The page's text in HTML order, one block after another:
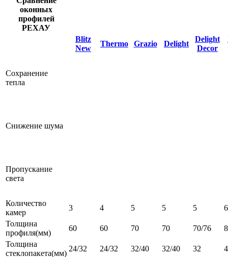
оконных
профилей
РЕХАУ
Blitz
New
Thermo Grazio Delight
Delight
Decor
Сохранение
тепла
Снижение шума
Пропускание
света
Количество
камер
3 4 5 5 5
6
Толщина
профиля(мм)
60 60 70 70 70/76
Толщина
стеклопакета(мм)
24/32 24/32 32/40 32/40 32